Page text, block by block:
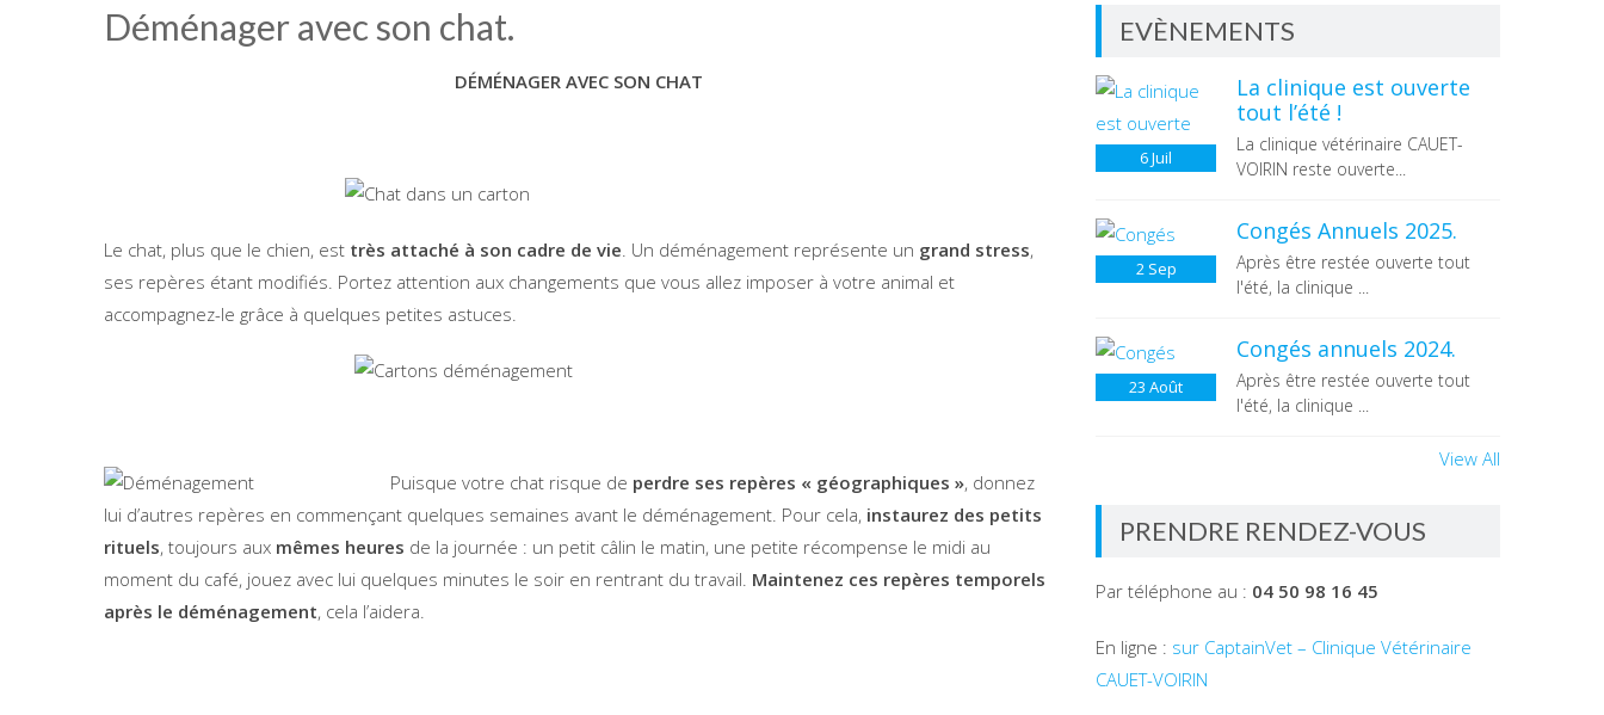
Déménager avec son chat.
DÉMÉNAGER AVEC SON CHAT
Le chat, plus que le chien, est très attaché à son cadre de vie. Un déménagement représente un grand stress,
ses repères étant modifiés. Portez attention aux changements que vous allez imposer à votre animal et
accompagnez-le grâce à quelques petites astuces.
Puisque votre chat risque de perdre ses repères « géographiques », donnez
lui d’autres repères en commençant quelques semaines avant le déménagement. Pour cela, instaurez des petits
rituels, toujours aux mêmes heures de la journée : un petit câlin le matin, une petite récompense le midi au
moment du café, jouez avec lui quelques minutes le soir en rentrant du travail. Maintenez ces repères temporels
après le déménagement, cela l’aidera.
EVÈNEMENTS
6Juil
La clinique est ouverte
tout l’été !
La clinique vétérinaire CAUET-
VOIRIN reste ouverte...
2 Sep
Congés Annuels 2025.
Après être restée ouverte tout
l'été, la clinique ...
23 Août
Congés annuels 2024.
Après être restée ouverte tout
l'été, la clinique ...
View All
PRENDRE RENDEZ-VOUS
Par téléphone au : 04 50 98 16 45
En ligne : sur CaptainVet – Clinique Vétérinaire
CAUET-VOIRIN